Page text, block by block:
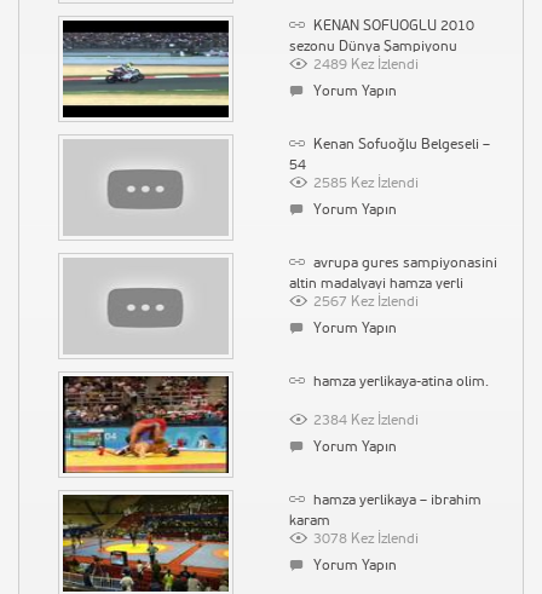
KENAN SOFUOGLU 2010
sezonu Dünya Şampiyonu
Fransa\\
2489 Kez İzlendi
Yorum Yapın
Kenan Sofuoğlu Belgeseli –
54
2585 Kez İzlendi
Yorum Yapın
avrupa gures sampiyonasini
altin madalyayi hamza yerli
kaya.m2p
2567 Kez İzlendi
Yorum Yapın
hamza yerlikaya-atina olim.
2384 Kez İzlendi
Yorum Yapın
hamza yerlikaya – ibrahim
karam
3078 Kez İzlendi
Yorum Yapın